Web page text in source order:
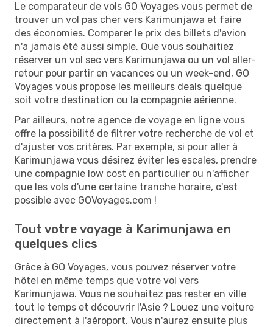
Le comparateur de vols GO Voyages vous permet de
trouver un vol pas cher vers Karimunjawa et faire
des économies. Comparer le prix des billets d'avion
n'a jamais été aussi simple. Que vous souhaitiez
réserver un vol sec vers Karimunjawa ou un vol aller-
retour pour partir en vacances ou un week-end, GO
Voyages vous propose les meilleurs deals quelque
soit votre destination ou la compagnie aérienne.
Par ailleurs, notre agence de voyage en ligne vous
offre la possibilité de filtrer votre recherche de vol et
d'ajuster vos critères. Par exemple, si pour aller à
Karimunjawa vous désirez éviter les escales, prendre
une compagnie low cost en particulier ou n'afficher
que les vols d'une certaine tranche horaire, c'est
possible avec GOVoyages.com !
Tout votre voyage à Karimunjawa en
quelques clics
Grâce à GO Voyages, vous pouvez réserver votre
hôtel en même temps que votre vol vers
Karimunjawa. Vous ne souhaitez pas rester en ville
tout le temps et découvrir l'Asie ? Louez une voiture
directement à l'aéroport. Vous n'aurez ensuite plus